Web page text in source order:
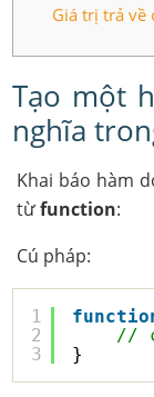
Giá trị trả về
Tạo một
nghĩa
Khai báo hàm
từfunction:
Cú pháp:
1
2
3
//
}